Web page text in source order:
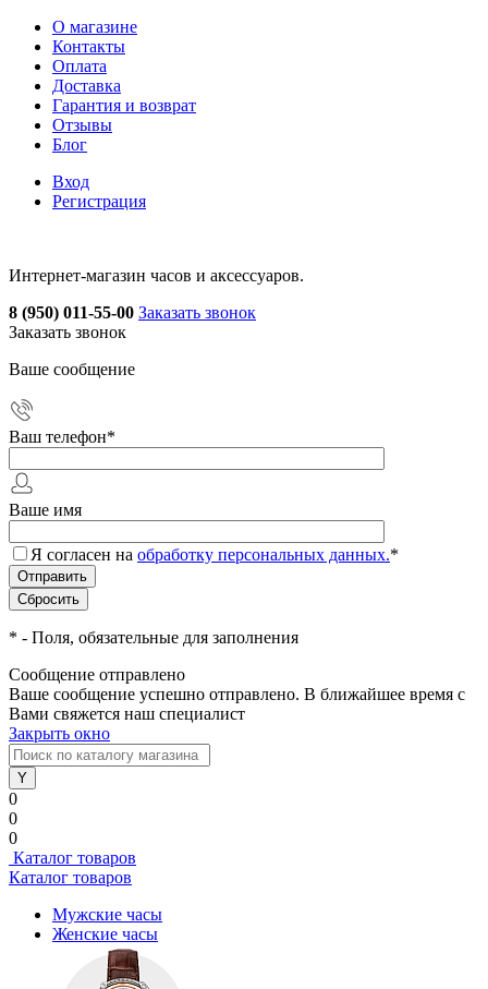
О магазине
Контакты
Оплата
Доставка
Гарантия и возврат
Отзывы
Блог
Вход
Регистрация
Интернет-магазин часов и аксессуаров.
8 (950) 011-55-00 Заказать звонок
Заказать звонок
Ваше сообщение
Ваш телефон*
Ваше имя
Я согласен на обработку персональных данных.*
* - Поля, обязательные для заполнения
Сообщение отправлено
Ваше сообщение успешно отправлено. В ближайшее время с
Вами свяжется наш специалист
Закрыть окно
0
0
0
Каталог товаров
Каталог товаров
Мужские часы
Женские часы